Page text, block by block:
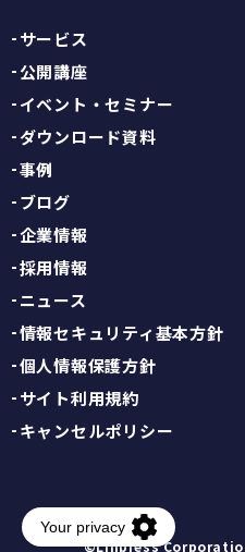
サービス
公開講座
イベント・セミナー
ダウンロード資料
事例
ブログ
企業情報
採用情報
ニュース
情報セキュリティ基本方針
個人情報保護方針
サイト利用規約
キャンセルポリシー
©Linpress